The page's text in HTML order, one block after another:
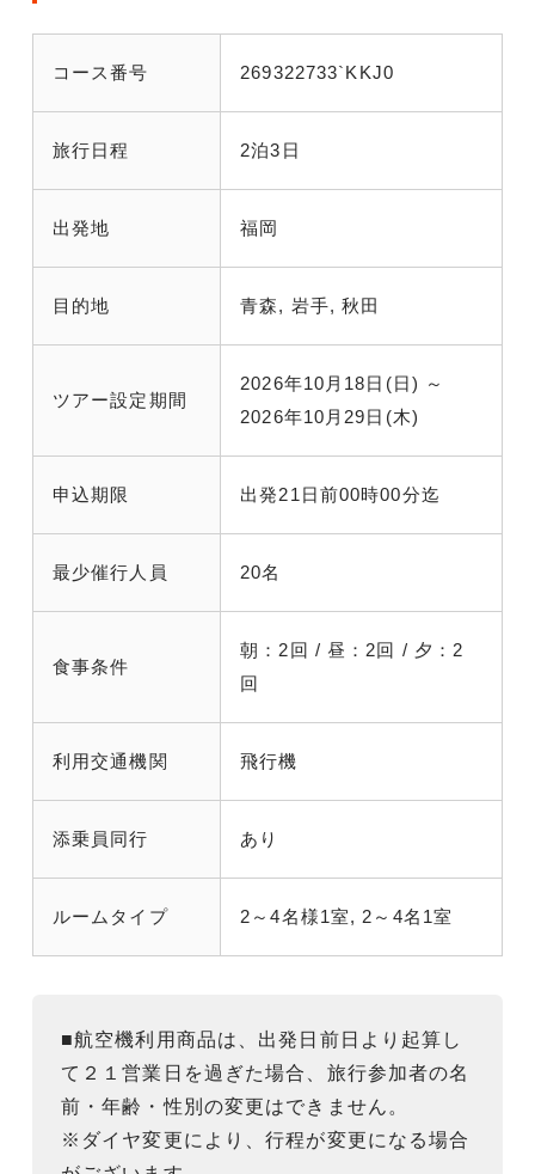
コース番号 269322733`KKJ0
旅行日程 2泊3日
出発地 福岡
目的地 青森, 岩手, 秋田
ツアー設定期間
2026年10月18日(日) ～
2026年10月29日(木)
申込期限 出発21日前00時00分迄
最少催行人員 20名
食事条件
朝：2回 / 昼：2回 / 夕：2
回
利用交通機関 飛行機
添乗員同行 あり
ルームタイプ 2～4名様1室, 2～4名1室
■航空機利用商品は、出発日前日より起算し
て２１営業日を過ぎた場合、旅行参加者の名
前・年齢・性別の変更はできません。
※ダイヤ変更により、行程が変更になる場合